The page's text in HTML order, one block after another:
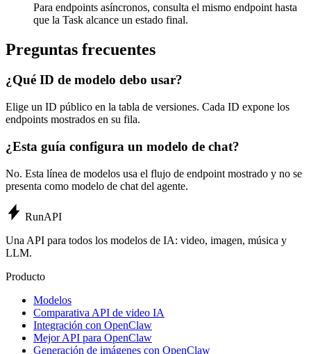
Para endpoints asíncronos, consulta el mismo endpoint hasta
que la Task alcance un estado final.
Preguntas frecuentes
¿Qué ID de modelo debo usar?
Elige un ID público en la tabla de versiones. Cada ID expone los
endpoints mostrados en su fila.
¿Esta guía configura un modelo de chat?
No. Esta línea de modelos usa el flujo de endpoint mostrado y no se
presenta como modelo de chat del agente.
RunAPI
Una API para todos los modelos de IA: video, imagen, música y
LLM.
Producto
Modelos
Comparativa API de video IA
Integración con OpenClaw
Mejor API para OpenClaw
Generación de imágenes con OpenClaw